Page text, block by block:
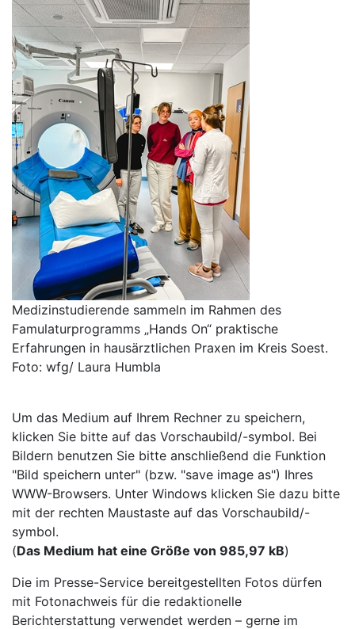
Medizinstudierende sammeln im Rahmen des
Famulaturprogramms „Hands On“ praktische
Erfahrungen in hausärztlichen Praxen im Kreis Soest.
Foto: wfg/ Laura Humbla
Um das Medium auf Ihrem Rechner zu speichern,
klicken Sie bitte auf das Vorschaubild/-symbol. Bei
Bildern benutzen Sie bitte anschließend die Funktion
"Bild speichern unter" (bzw. "save image as") Ihres
WWW-Browsers. Unter Windows klicken Sie dazu bitte
mit der rechten Maustaste auf das Vorschaubild/-
symbol.
(Das Medium hat eine Größe von 985,97 kB)
Die im Presse-Service bereitgestellten Fotos dürfen
mit Fotonachweis für die redaktionelle
Berichterstattung verwendet werden – gerne im